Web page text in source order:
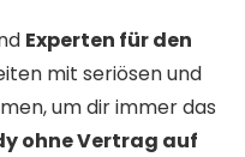
Experten für den
mit seriösen und
um dir immer das
ohne Vertrag auf